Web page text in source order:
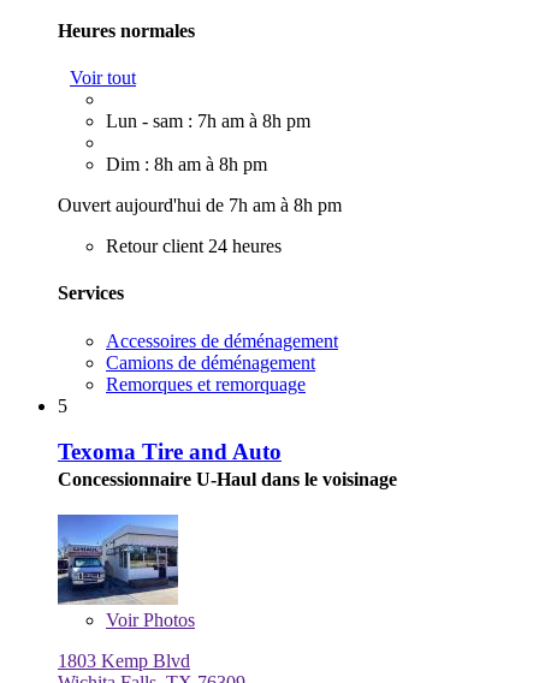
Heures normales
Voir tout
Lun - sam : 7h am à 8h pm
Dim : 8h am à 8h pm
Ouvert aujourd'hui de 7h am à 8h pm
Retour client 24 heures
Services
Accessoires de déménagement
Camions de déménagement
Remorques et remorquage
5
Texoma Tire and Auto
Concessionnaire U-Haul dans le voisinage
VoirPhotos
1803 Kemp Blvd